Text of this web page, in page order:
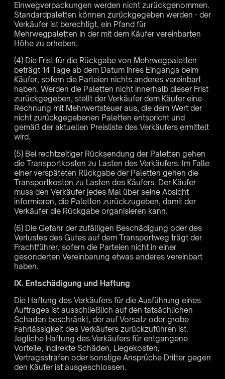
Einwegverpackungen werden nicht zurückgenommen.
Standardpaletten können zurückgegeben werden - der
Verkäufer ist berechtigt, ein Pfand für
Mehrwegpaletten in der mit dem Käufer vereinbarten
Höhe zu erheben.
(4) Die Frist für die Rückgabe von Mehrwegpaletten
beträgt 14 Tage ab dem Datum ihres Eingangs beim
Käufer, sofern die Parteien nichts anderes vereinbart
haben. Werden die Paletten nicht innerhalb dieser Frist
zurückgegeben, stellt der Verkäufer dem Käufer eine
Rechnung mit Mehrwertsteuer aus, die dem Wert der
nicht zurückgegebenen Paletten entspricht und
gemäß der aktuellen Preisliste des Verkäufers ermittelt
wird.
(5) Bei rechtzeitiger Rücksendung der Paletten gehen
die Transportkosten zu Lasten des Verkäufers. Im Falle
einer verspäteten Rückgabe der Paletten gehen die
Transportkosten zu Lasten des Käufers. Der Käufer
muss den Verkäufer jedes Mal über seine Absicht
informieren, die Paletten zurückzugeben, damit der
Verkäufer die Rückgabe organisieren kann.
(6) Die Gefahr der zufälligen Beschädigung oder des
Verlustes des Gutes auf dem Transportweg trägt der
Frachtführer, sofern die Parteien nicht in einer
gesonderten Vereinbarung etwas anderes vereinbart
haben.
IX. Entschädigung und Haftung
Die Haftung des Verkäufers für die Ausführung eines
Auftrages ist ausschließlich auf den tatsächlichen
Schaden beschränkt, der auf Vorsatz oder grobe
Fahrlässigkeit des Verkäufers zurückzuführen ist.
Jegliche Haftung des Verkäufers für entgangene
Vorteile, indirekte Schäden, Liegekosten,
Vertragsstrafen oder sonstige Ansprüche Dritter gegen
den Käufer ist ausgeschlossen.